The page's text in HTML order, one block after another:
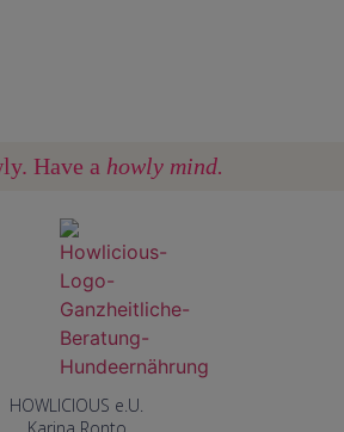
Have a howly mind.
HOWLICIOUS e.U.
Karina Ronto